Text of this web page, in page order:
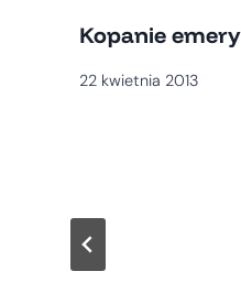
Kopanie
22 kwietnia 2013